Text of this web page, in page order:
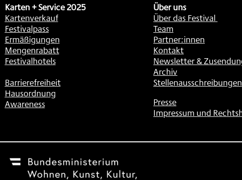
Karten + Service 2025
Kartenverkauf
Festivalpass
Ermäßigungen
Mengenrabatt
Festivalhotels
Barrierefreiheit
Hausordnung
Awareness
Über uns
Über das Festival
Team
Partner:innen
Kontakt
Newsletter &
Archiv
Stellenausschreibungen
Presse
Impressum und